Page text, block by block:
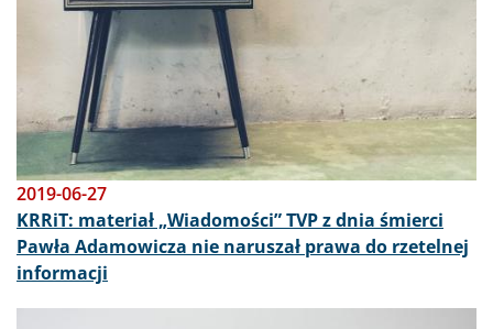
2019-06-27
KRRiT: materiał „Wiadomości” TVP z dnia śmierci
Pawła Adamowicza nie naruszał prawa do rzetelnej
informacji